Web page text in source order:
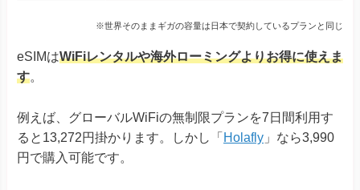
※世界そのままギガの容量は日本で契約しているプランと同じ
eSIMはWiFiレンタルや海外ローミングよりお得に使えま
す。
例えば、グローバルWiFiの無制限プランを7日間利用す
ると13,272円掛かります。しかし「 Holafly 」なら3,990
円で購入可能です。